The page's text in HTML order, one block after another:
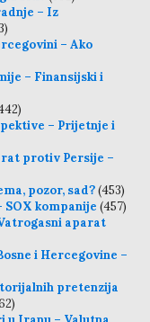
– Iz
– Ako
– Finansijski i
– Prijetnje i
protiv Persije –
pozor, sad?(453)
kompanije (457)
aparat
i Hercegovine –
pretenzija